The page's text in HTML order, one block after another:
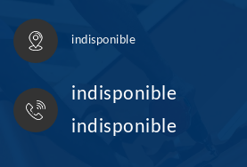
indisponible
indisponible
indisponible